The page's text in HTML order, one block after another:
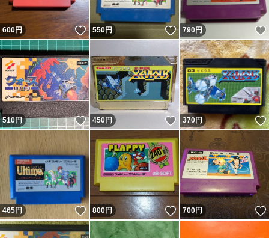
600円 いいね！
550円 いいね！
790円
510円 いいね！
450円 いいね！
370円
465円 いいね！
800円 いいね！
700円